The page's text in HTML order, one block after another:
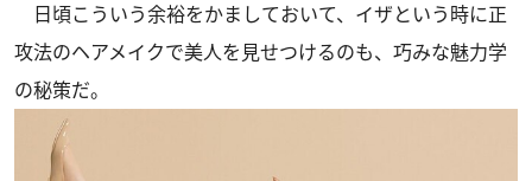
日頃こういう余裕をかましておいて、イザという時に正
攻法のヘアメイクで美人を見せつけるのも、巧みな魅力学
の秘策だ。